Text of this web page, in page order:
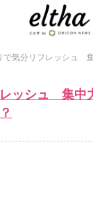
で気分リフレッシュ
ッシュ 集中